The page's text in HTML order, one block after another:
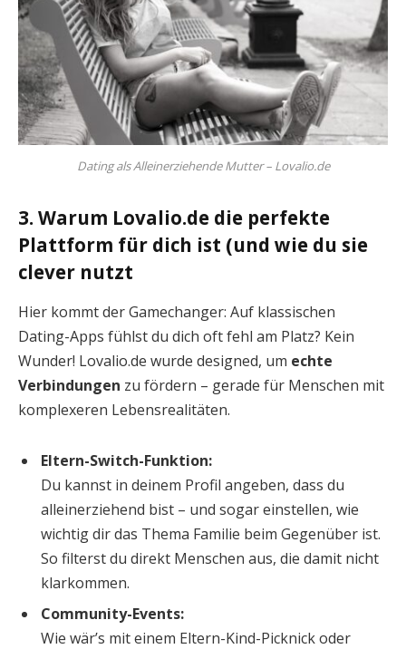
Dating als Alleinerziehende Mutter – Lovalio.de
3. Warum Lovalio.de die perfekte
Plattform für dich ist (und wie du sie
clever nutzt
Hier kommt der Gamechanger: Auf klassischen
Dating-Apps fühlst du dich oft fehl am Platz? Kein
Wunder! Lovalio.de wurde designed, um echte
Verbindungen zu fördern – gerade für Menschen mit
komplexeren Lebensrealitäten.
Eltern-Switch-Funktion:
Du kannst in deinem Profil angeben, dass du
alleinerziehend bist – und sogar einstellen, wie
wichtig dir das Thema Familie beim Gegenüber ist.
So filterst du direkt Menschen aus, die damit nicht
klarkommen.
Community-Events:
Wie wär’s mit einem Eltern-Kind-Picknick oder